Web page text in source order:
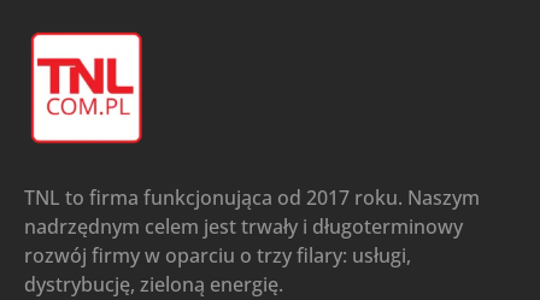
TNL to firma funkcjonująca od 2017 roku. Naszym
nadrzędnym celem jest trwały i długoterminowy
rozwój firmy w oparciu o trzy filary: usługi,
dystrybucję, zieloną energię.